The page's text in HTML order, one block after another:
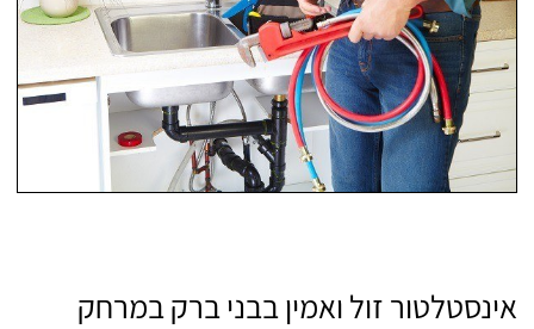
אינסטלטור זול ואמין בבני ברק במרחק